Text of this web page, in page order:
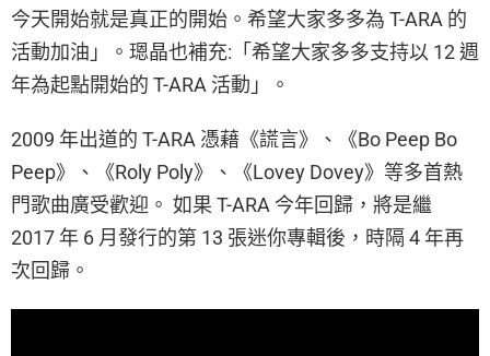
今天開始就是真正的開始。希望大家多多為 T-ARA 的
活動加油」。𤨒晶也補充:「希望大家多多支持以 12 週
年為起點開始的 T-ARA 活動」。
2009 年出道的 T-ARA 憑藉《謊言》、《Bo Peep Bo
Peep》、《Roly Poly》、《Lovey Dovey》等多首熱
門歌曲廣受歡迎。 如果 T-ARA 今年回歸，將是繼
2017 年 6 月發行的第 13 張迷你專輯後，時隔 4 年再
次回歸。